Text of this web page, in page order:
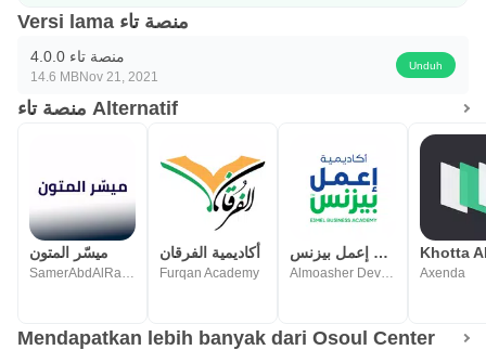
Versi lama منصة تاء
منصة تاء 4.0.0
14.6 MBNov 21, 2021
Unduh
منصة تاء Alternatif
ميسّر المتون
SamerAbdAlRahmanQadi
أكاديمية الفرقان
Furqan Academy
أكاديمية إعمل بيزنس
Almoasher Developers Team Axenda
Mendapatkan lebih banyak dari Osoul Center